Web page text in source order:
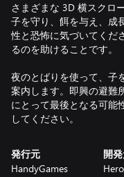
さまざまな 3D 横スクロ
子を守り、餌を与え、成
性と恐怖に気づいてくだ
るのを助けることです。
夜のとばりを使って、子
案内します。即興の避難
にとって最後となる可能
してください。
発行元
HandyGames
開